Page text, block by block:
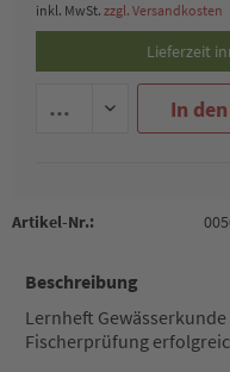
inkl. MwSt. zzgl. Versandkosten
Lieferzeit
In den
Artikel-Nr.:
Beschreibung
Lernheft
Fischerprüfung